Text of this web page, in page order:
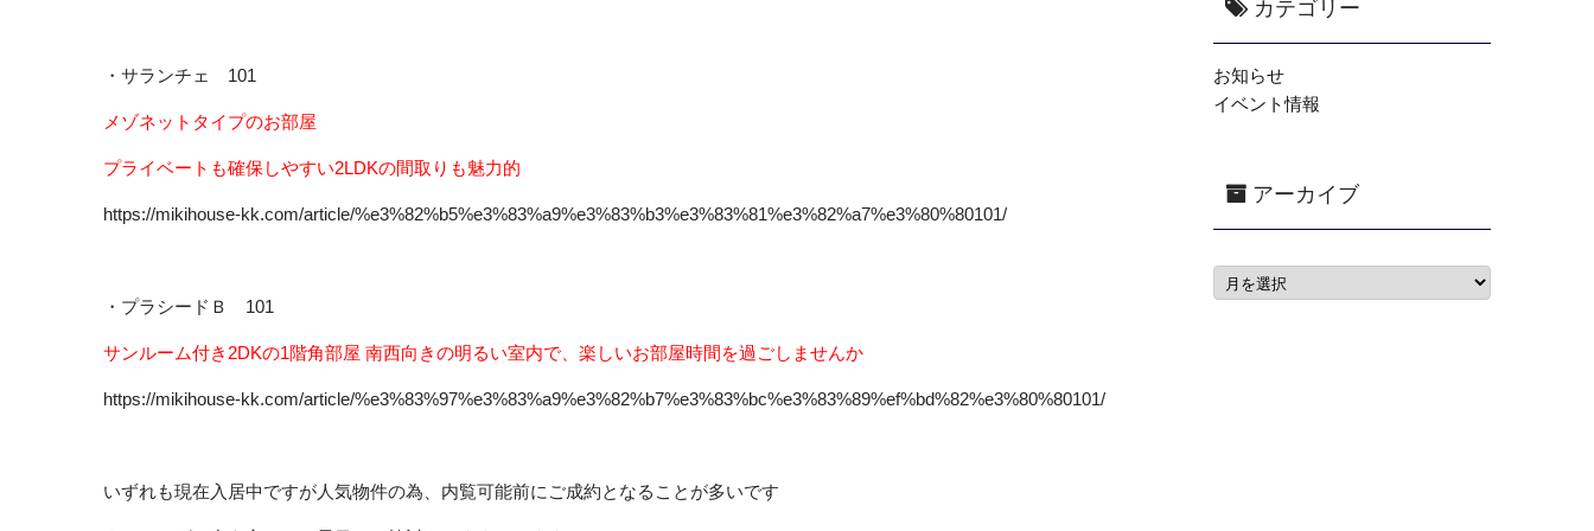
・サランチェ 101
メゾネットタイプのお部屋
プライベートも確保しやすい2LDKの間取りも魅力的
https://mikihouse-kk.com/article/%e3%82%b5%e3%83%a9%e3%83%b3%e3%83%81%e3%82%a7%e3%80%80101/
・プラシードＢ 101
サンルーム付き2DKの1階角部屋 南西向きの明るい室内で、楽しいお部屋時間を過ごしませんか
https://mikihouse-kk.com/article/%e3%83%97%e3%83%a9%e3%82%b7%e3%83%bc%e3%83%89%ef%bd%82%e3%80%80101/
いずれも現在入居中ですが人気物件の為、内覧可能前にご成約となることが多いです
カテゴリー
お知らせ
イベント情報
アーカイブ